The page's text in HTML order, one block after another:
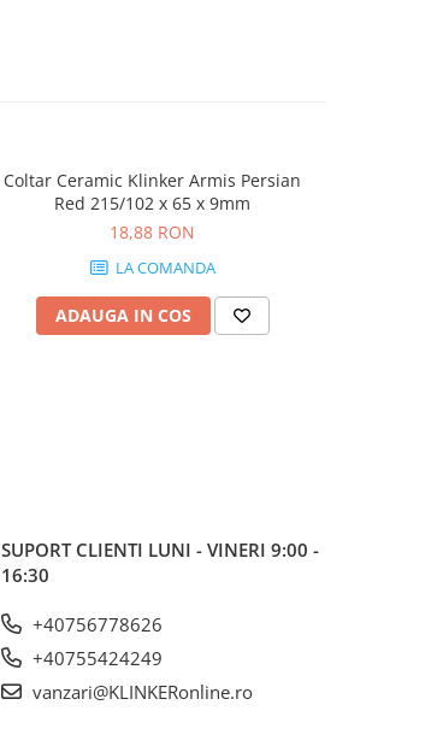
Coltar Ceramic Klinker Armis Persian
Red 215/102 x 65 x 9mm
18,88 RON
LA COMANDA
ADAUGA IN COS
SUPORT CLIENTI LUNI - VINERI 9:00 -
16:30
+40756778626
+40755424249
vanzari@KLINKERonline.ro